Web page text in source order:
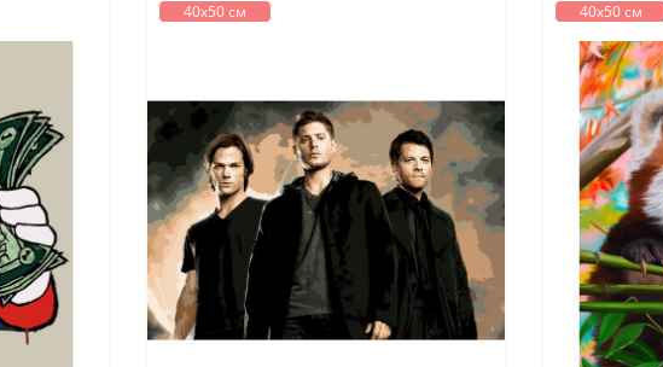
40х50 см 40х50 см